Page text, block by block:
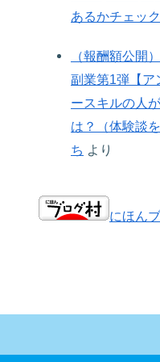
あるかチェッ
（報酬額公開
副業第1弾【ア
ースキルの人
は？（体験談
ち より
にほん